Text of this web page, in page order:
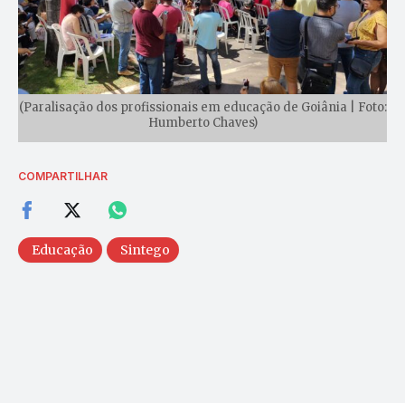
(Paralisação dos profissionais em educação de Goiânia | Foto:
Humberto Chaves)
COMPARTILHAR
Educação Sintego